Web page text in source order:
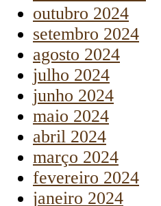
outubro 2024
setembro 2024
agosto 2024
julho 2024
junho 2024
maio 2024
abril 2024
março 2024
fevereiro 2024
janeiro 2024